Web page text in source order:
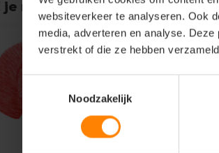
websiteverkeer te analyseren. Ook
media, adverteren en analyse.
verstrekt of die ze hebben
Noodzakelijk
je misschien ook leuk